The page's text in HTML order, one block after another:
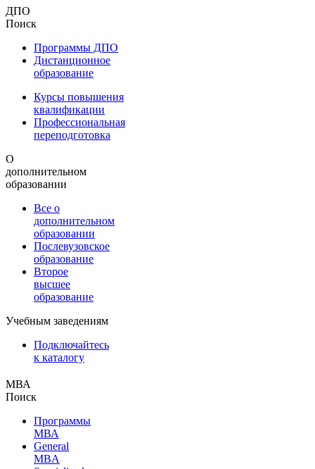
ДПО
Поиск
Программы ДПО
Дистанционное
образование
Курсы повышения
квалификации
Профессиональная
переподготовка
О
дополнительном
образовании
Все о
дополнительном
образовании
Послевузовское
образование
Второе
высшее
образование
Учебным заведениям
Подключайтесь
к каталогу
МВА
Поиск
Программы
МВА
General
MBA